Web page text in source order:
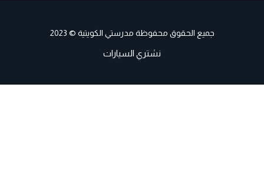
جميع الحقوق محفوظة مدرستي الكويتية © 2023
نشتري السيارات